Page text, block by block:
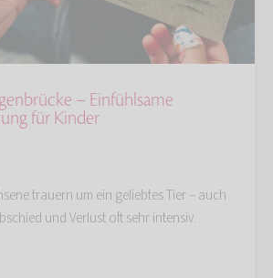
– Einfühlsame
für Kinder
trauern um ein geliebtes Tier – auch
und Verlust oft sehr intensiv.